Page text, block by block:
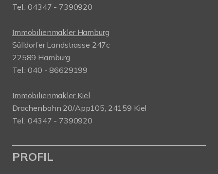
Tel.: 04347 - 7390920
Immobilienmakler Hamburg
Sülldorfer Landstrasse 247c
22589 Hamburg
Tel.: 040 - 86629199
Immobilienmakler Kiel
Drachenbahn 20/App105, 24159 Kiel
Tel.: 04347 - 7390920
PROFIL